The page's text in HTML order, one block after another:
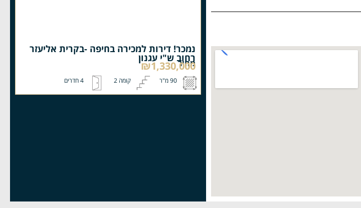
נמכר! דירות למכירה בחיפה -בקרית אליעזר
רחוב ש"י עגנון
מחיר
₪1,330,000
90 מ"ר קומה 2 4 חדרים